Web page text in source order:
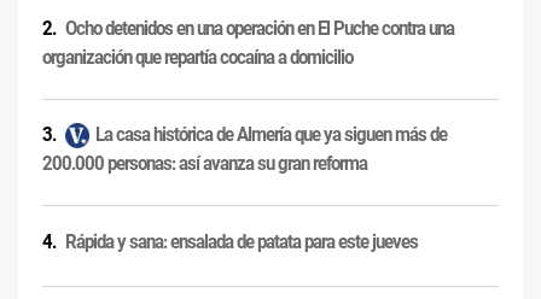
Ocho detenidos en una operación en El Puche contra una
organización que repartía cocaína a domicilio
La casa histórica de Almería que ya siguen más de
200.000 personas: así avanza su gran reforma
Rápida y sana: ensalada de patata para este jueves